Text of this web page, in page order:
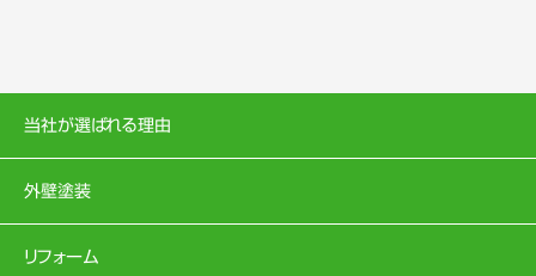
当社が選ばれる理由
外壁塗装
リフォーム